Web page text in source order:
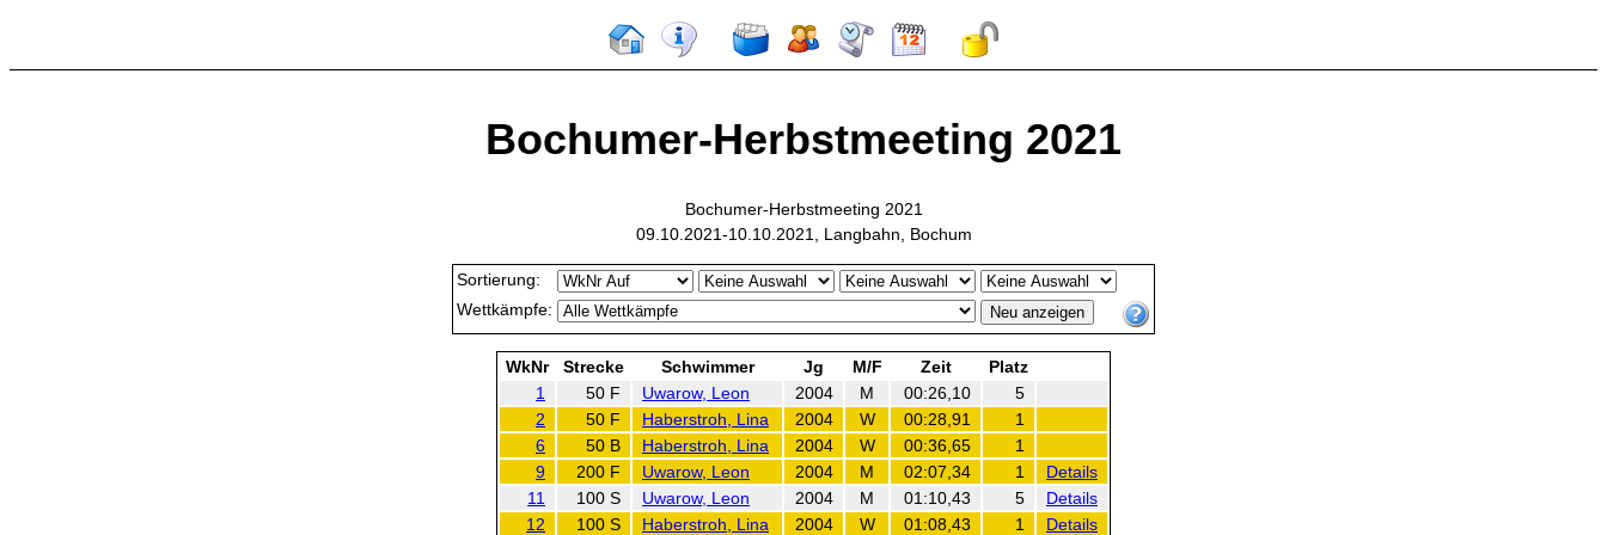
Bochumer-Herbstmeeting 2021
Bochumer-Herbstmeeting 2021
09.10.2021-10.10.2021, Langbahn, Bochum
Sortierung:
Wettkämpfe:
WkNr Strecke Schwimmer Jg M/F Zeit
Platz
1
50 F Uwarow, Leon 2004 M 00:26,10
5
2
50 F Haberstroh, Lina 2004 W 00:28,91
1
6
50 B Haberstroh, Lina 2004 W 00:36,65
1
9
200 F Uwarow, Leon 2004 M 02:07,34 1
Details
11
100 S Uwarow, Leon 2004 M 01:10,43 5
Details
12
100 S Haberstroh, Lina 2004 W 01:08,43 1
Details